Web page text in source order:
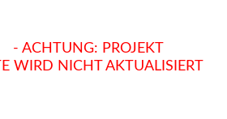
- ACHTUNG: PROJEKT
WIRD NICHT AKTUALISIERT